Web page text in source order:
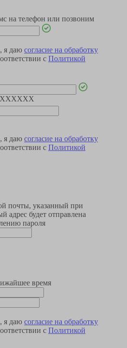
на телефон или позвоним
я даю согласие на обработку
с Политикой
я даю согласие на обработку
с Политикой
почты, указанный при
адрес будет отправлена
пароля
время
я даю согласие на обработку
с Политикой